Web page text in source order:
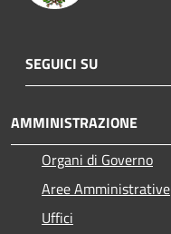
SEGUICI SU
AMMINISTRAZIONE
Organi di Governo
Aree Amministrative
Uffici